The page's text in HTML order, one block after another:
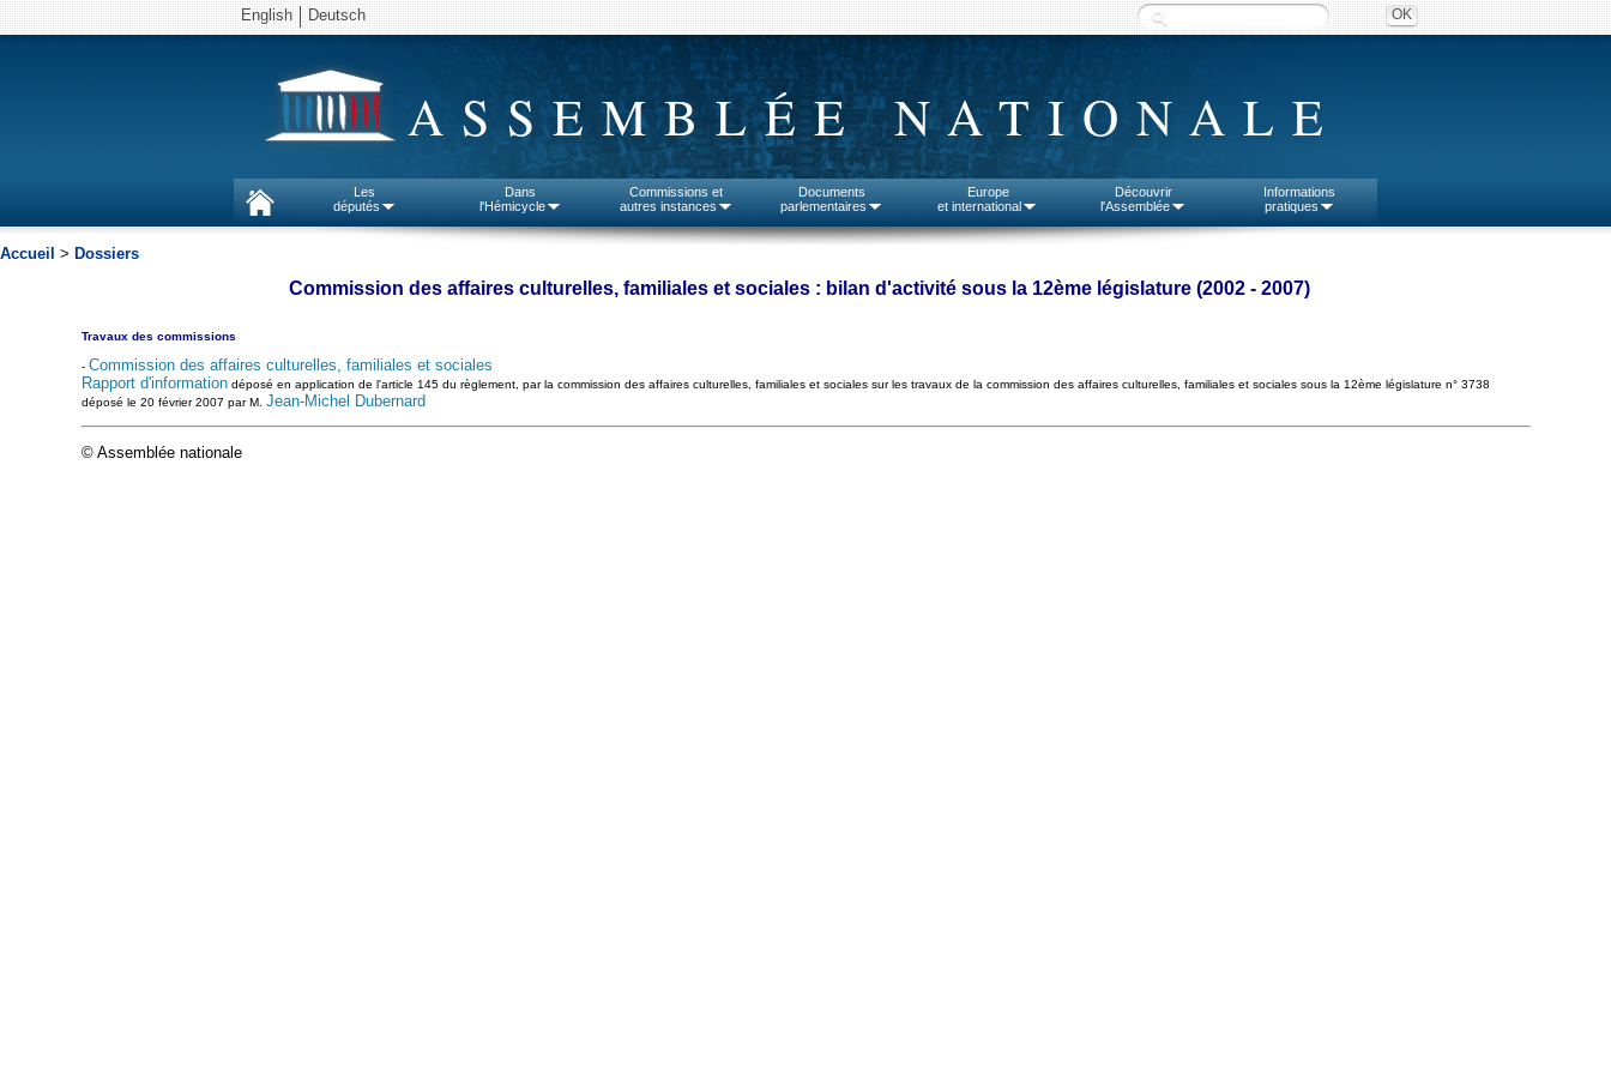
English Deutsch
ASSEMBLÉE NATIONALE
Les
députés
Dans
l'Hémicycle
Commissions et
autres instances
Documents
parlementaires
Europe
et international
Découvrir
l'Assemblée
Informations
pratiques
Accueil > Dossiers
Commission des affaires culturelles, familiales et sociales : bilan d'activité sous la 12ème législature (2002 - 2007)
Travaux des commissions
- Commission des affaires culturelles, familiales et sociales
Rapport d'informationdéposé en application de l'article 145 du règlement, par la commission des affaires culturelles, familiales et sociales sur les travaux de la commission des affaires culturelles, familiales et sociales sous la 12ème législature n° 3738
déposé le 20 février 2007 par M. Jean-Michel Dubernard
© Assemblée nationale